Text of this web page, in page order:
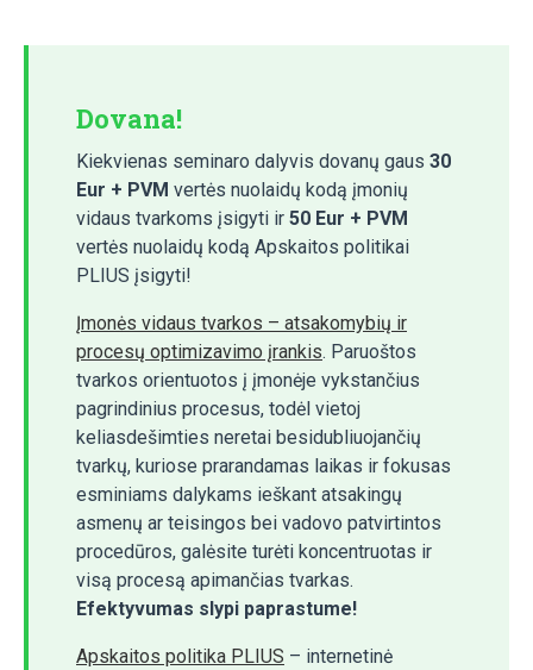
Dovana!
Kiekvienas seminaro dalyvis dovanų gaus 30
Eur + PVM vertės nuolaidų kodą įmonių
vidaus tvarkoms įsigyti ir 50 Eur + PVM
vertės nuolaidų kodą Apskaitos politikai
PLIUS įsigyti!
Įmonės vidaus tvarkos – atsakomybių ir
procesų optimizavimo įrankis. Paruoštos
tvarkos orientuotos į įmonėje vykstančius
pagrindinius procesus, todėl vietoj
keliasdešimties neretai besidubliuojančių
tvarkų, kuriose prarandamas laikas ir fokusas
esminiams dalykams ieškant atsakingų
asmenų ar teisingos bei vadovo patvirtintos
procedūros, galėsite turėti koncentruotas ir
visą procesą apimančias tvarkas.
Efektyvumas slypi paprastume!
Apskaitos politika PLIUS – internetinė